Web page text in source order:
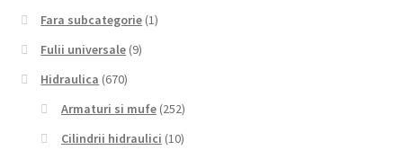
Fara subcategorie (1)
Fulii universale (9)
Hidraulica (670)
Armaturi si mufe (252)
Cilindrii hidraulici (10)